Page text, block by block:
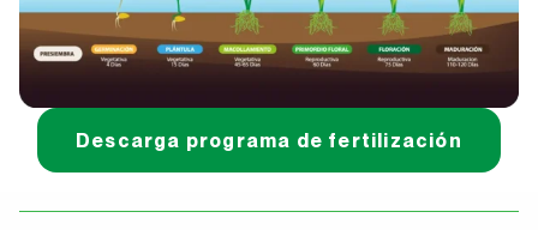
Descarga programa de fertilización